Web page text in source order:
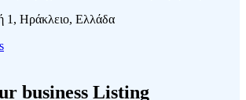
1, Ηράκλειο, Ελλάδα
business Listing